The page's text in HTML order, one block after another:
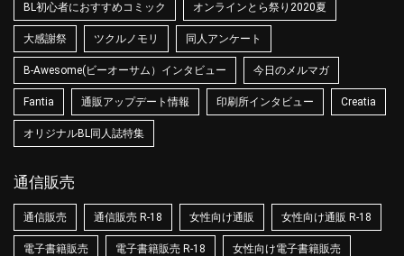
BL初心者におすすめコミック オンラインとら祭り2020夏
大感謝祭 ツクルノモリ 同人アンケート
B-Awesome(ビーオーサム）インタビュー 今日のメルマガ
Fantia 通販アップデート情報 印刷所インタビュー Creatia
オリジナルBL同人誌特集
通信販売
通信販売 通信販売 R-18 女性向け通販 女性向け通販 R-18
電子書籍販売 電子書籍販売 R-18 女性向け電子書籍販売